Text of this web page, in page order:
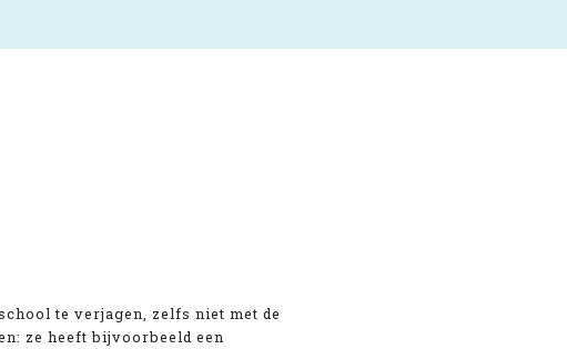
te verjagen, zelfs niet met de
ze heeft bijvoorbeeld een